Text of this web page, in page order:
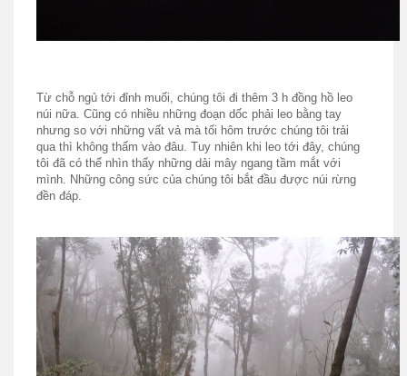
Từ chỗ ngủ tới đỉnh muối, chúng tôi đi thêm 3 h đồng hồ leo
núi nữa. Cũng có nhiều những đoạn dốc phải leo bằng tay
nhưng so với những vất vả mà tối hôm trước chúng tôi trải
qua thì không thấm vào đâu. Tuy nhiên khi leo tới đây, chúng
tôi đã có thể nhìn thấy những dải mây ngang tầm mắt với
mình. Những công sức của chúng tôi bắt đầu được núi rừng
đền đáp.